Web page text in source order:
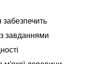
завданнями